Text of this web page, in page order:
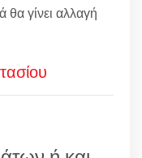
γίνει αλλαγή